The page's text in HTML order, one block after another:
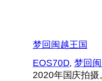
梦回闽越王国
EOS70D, 梦回
2020年国庆拍摄